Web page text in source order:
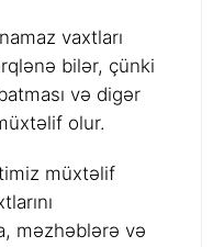
vaxtları
bilər, çünki
və digər
olur.
müxtəlif
məzhəblərə və